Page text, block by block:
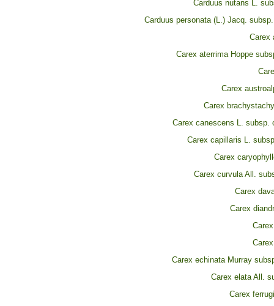
Carduus nutans L.
Carduus personata (L.) Jacq.
Carex
Carex aterrima Hoppe
Carex
Carex
Carex canescens L. subsp.
Carex capillaris L.
Carex
Carex curvula All.
Carex
Carex
Carex echinata Murray
Carex elata All.
Carex